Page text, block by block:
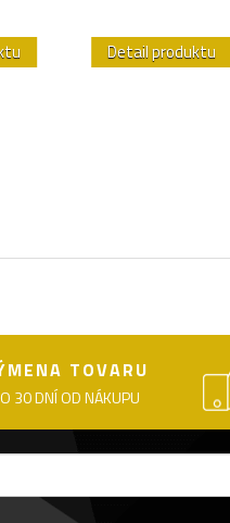
Detail produktu
TOVARU
30 DNÍ OD NÁKUPU